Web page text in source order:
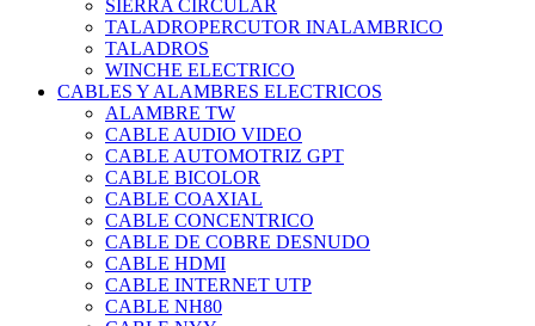
SIERRA CIRCULAR
TALADROPERCUTOR INALAMBRICO
TALADROS
WINCHE ELECTRICO
CABLES Y ALAMBRES ELECTRICOS
ALAMBRE TW
CABLE AUDIO VIDEO
CABLE AUTOMOTRIZ GPT
CABLE BICOLOR
CABLE COAXIAL
CABLE CONCENTRICO
CABLE DE COBRE DESNUDO
CABLE HDMI
CABLE INTERNET UTP
CABLE NH80